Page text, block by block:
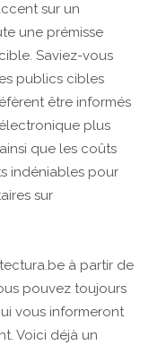
sur un
une prémisse
Saviez-vous
publics cibles
être informés
plus
que les coûts
indéniables pour
sur
à partir de
pouvez toujours
vous informeront
Voici déjà un